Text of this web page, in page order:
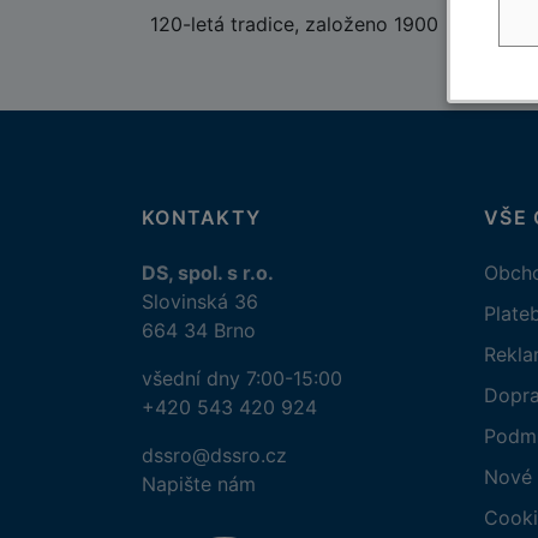
120-letá tradice, založeno 1900
KONTAKTY
DS, spol. s r.o.
Slovinská 36
664 34 Brno
všední dny 7:00-15:00
+420 543 420 924
dssro@dssro.cz
Napište nám
VŠE
Nové